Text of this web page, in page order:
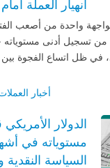
انهيار العملة
مواجهة واحدة من أصعب
من تسجيل أدنى مستوياته
في ظل اتساع الفجوة بين
أخبار
الدولار
مستوياته في
السياسة النقدية